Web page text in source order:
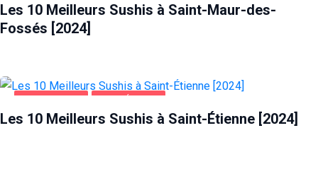
Les 10 Meilleurs Sushis à Saint-Maur-des-
Fossés [2024]
ALIMENTATION SAINT-ÉTIENNE
Les 10 Meilleurs Sushis à Saint-Étienne [2024]